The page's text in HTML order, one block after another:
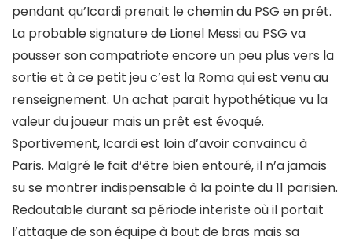
pendant qu’Icardi prenait le chemin du PSG en prêt.
La probable signature de Lionel Messi au PSG va
pousser son compatriote encore un peu plus vers la
sortie et à ce petit jeu c’est la Roma qui est venu au
renseignement. Un achat parait hypothétique vu la
valeur du joueur mais un prêt est évoqué.
Sportivement, Icardi est loin d’avoir convaincu à
Paris. Malgré le fait d’être bien entouré, il n’a jamais
su se montrer indispensable à la pointe du 11 parisien.
Redoutable durant sa période interiste où il portait
l’attaque de son équipe à bout de bras mais sa